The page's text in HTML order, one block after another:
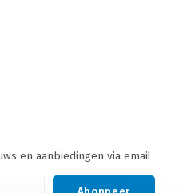
en aanbiedingen via email